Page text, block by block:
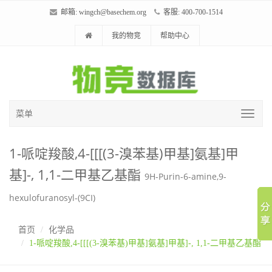
邮箱: wingch@basechem.org 客服: 400-700-1514
我的物竞 帮助中心
菜单
1-哌啶羧酸,4-[[[(3-溴苯基)甲基]氨基]甲
基]-, 1,1-二甲基乙基酯 9H-Purin-6-amine,9-
hexulofuranosyl-(9CI)
首页
化学品
1-哌啶羧酸,4-[[[(3-溴苯基)甲基]氨基]甲基]-, 1,1-二甲基乙基酯